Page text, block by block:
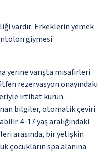
vardır: Erkeklerin yemek
giymesi
yerine varışta misafirleri
rezervasyon onayındaki
irtibat kurun.
bilgiler, otomatik çeviri
4-17 yaş aralığındaki
arasında, bir yetişkin
çocukların spa alanına